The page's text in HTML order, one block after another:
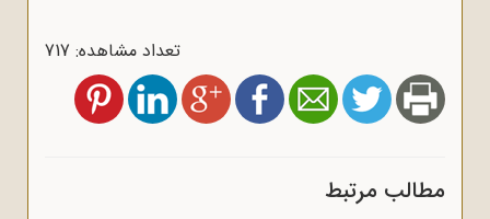
تعداد مشاهده: 717
مطالب مرتبط